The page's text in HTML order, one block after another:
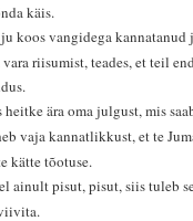
käis.
koos vangidega kannatanud
riisumist, teades, et teil
heitke ära oma julgust, mis
vaja kannatlikkust, et te
kätte tõotuse.
ainult pisut, pisut, siis tuleb